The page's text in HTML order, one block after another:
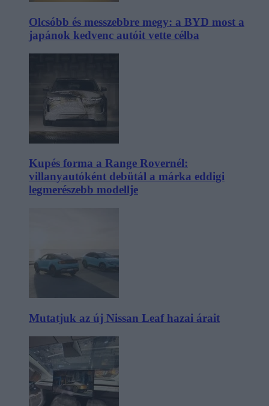
Olcsóbb és messzebbre megy: a BYD most a
japánok kedvenc autóit vette célba
Kupés forma a Range Rovernél:
villanyautóként debütál a márka eddigi
legmerészebb modellje
Mutatjuk az új Nissan Leaf hazai árait